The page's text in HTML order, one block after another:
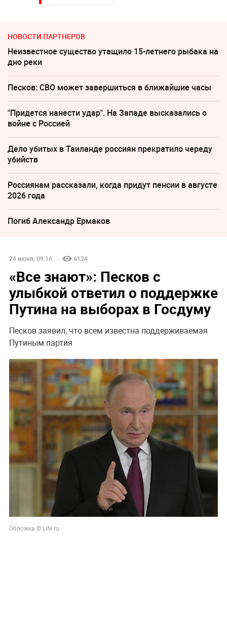
НОВОСТИ ПАРТНЕРОВ
Неизвестное существо утащило 15-летнего рыбака на
дно реки
Песков: СВО может завершиться в ближайшие часы
"Придется нанести удар". На Западе высказались о
войне с Россией
Дело убитых в Таиланде россиян прекратило череду
убийств
Россиянам рассказали, когда придут пенсии в августе
2026 года
Погиб Александр Ермаков
24 июня, 09:16 6124
«Все знают»: Песков с
улыбкой ответил о поддержке
Путина на выборах в Госдуму
Песков заявил, что всем известна поддерживаемая
Путиным партия
Обложка © Life.ru